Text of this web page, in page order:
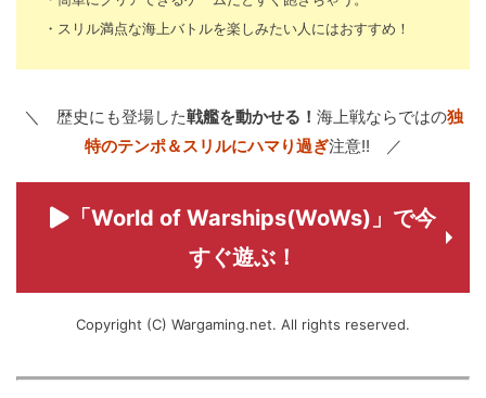
・スリル満点な海上バトルを楽しみたい人にはおすすめ！
＼ 歴史にも登場した戦艦を動かせる！ 海上戦ならではの独
特のテンポ＆スリルにハマり過ぎ注意!! ／
「World of Warships(WoWs)」で今
すぐ遊ぶ！
Copyright (C) Wargaming.net. All rights reserved.